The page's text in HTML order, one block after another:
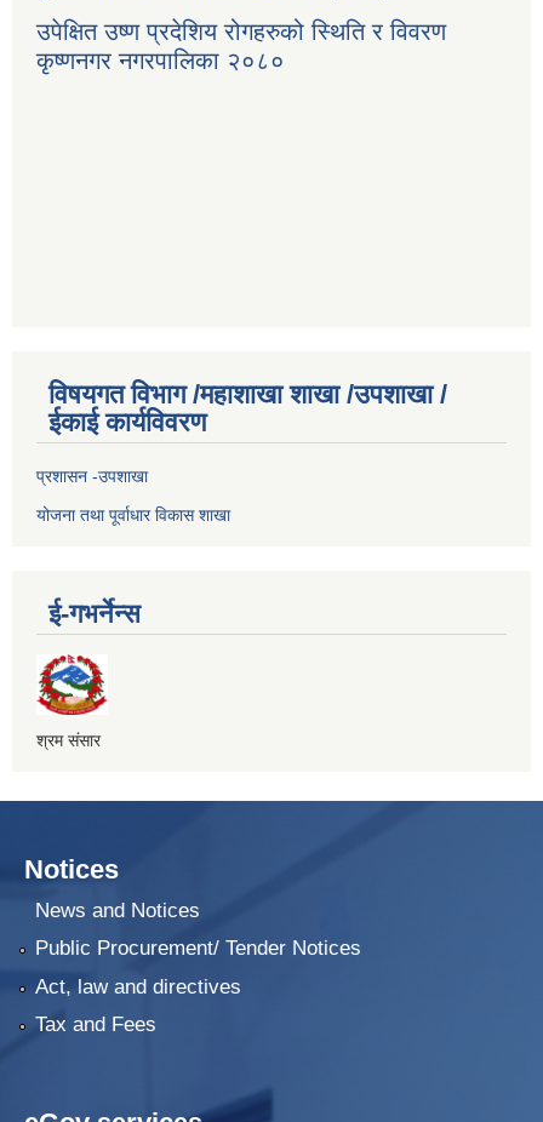
उपेक्षित उष्ण प्रदेशिय रोगहरुको स्थिति र विवरण
कृष्णनगर नगरपालिका २०८०
विषयगत विभाग /महाशाखा शाखा /उपशाखा /
ईकाई कार्यविवरण
प्रशासन -उपशाखा
योजना तथा पूर्वाधार विकास शाखा
ई-गभर्नेन्स
श्रम संसार
Notices
News and Notices
Public Procurement/ Tender Notices
Act, law and directives
Tax and Fees